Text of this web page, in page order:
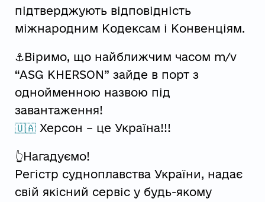
підтверджують відповідність
міжнародним Кодексам і Конвенціям.
⚓️Віримо, що найближчим часом m/v
“ASG KHERSON” зайде в порт з
однойменною назвою під
завантаження!
🇺🇦Херсон – це Україна!!!
👆Нагадуємо!
Регістр судноплавства України, надає
свій якісний сервіс у будь-якому